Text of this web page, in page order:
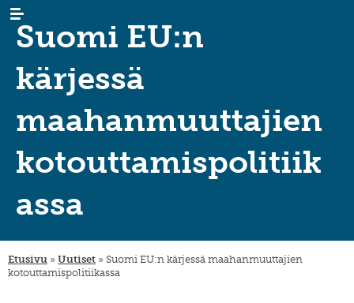
tapahtumat
uutiskirjeet
TUTKIMUS
maastamuutto
maahanmuutto
sisäinen
muutto
ARKISTO
sukututkimus
/
hankkeet
JULKAISUT
tervetuloa,
tervemenoa
Suomi EU:n
kärjessä
maahanmuuttajien
kotouttamispolitiik
assa
Etusivu » Uutiset » Suomi EU:n kärjessä maahanmuuttajien
kotouttamispolitiikassa